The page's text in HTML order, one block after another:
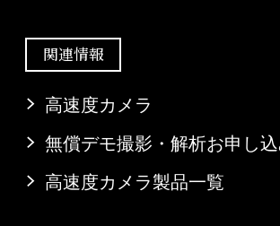
関連情報
高速度カメラ
無償デモ撮影・解析お申し
高速度カメラ製品一覧